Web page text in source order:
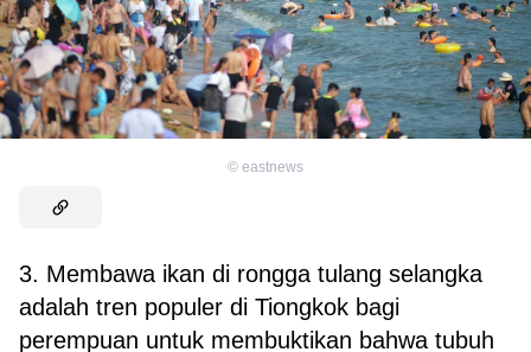
© eastnews
3. Membawa ikan di rongga tulang selangka
adalah tren populer di Tiongkok bagi
perempuan untuk membuktikan bahwa tubuh